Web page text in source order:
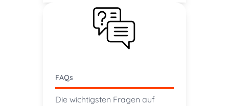
FAQs
Die wichtigsten Fragen auf